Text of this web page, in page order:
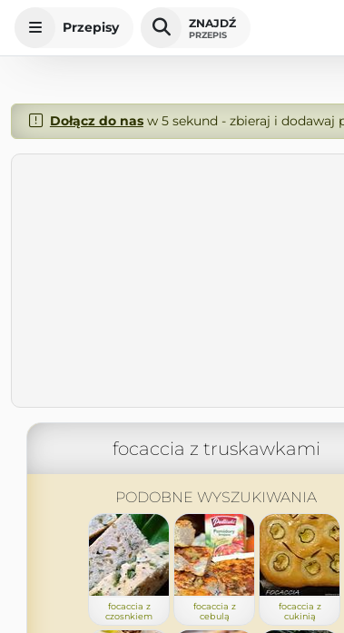
Przepisy ZNAJDŹ
PRZEPIS
Dołącz do nasw 5 sekund - zbieraj i dodawaj
focaccia z truskawkami
PODOBNE WYSZUKIWANIA
focaccia z
czosnkiem
focaccia z
cebulą
focaccia z
cukinią